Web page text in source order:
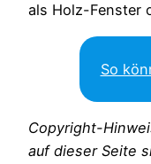
als Holz-Fenster
So
Copyright-
auf dieser Seite